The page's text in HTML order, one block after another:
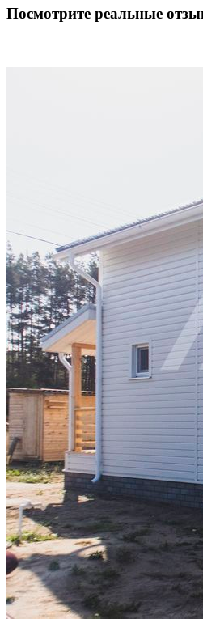
Посмотрите реальные